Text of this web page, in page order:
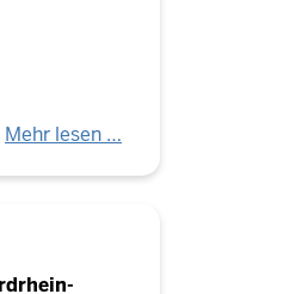
Mehr lesen …